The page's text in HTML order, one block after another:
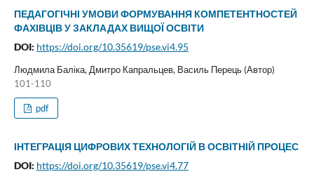
ПЕДАГОГІЧНІ УМОВИ ФОРМУВАННЯ КОМПЕТЕНТНОСТЕЙ
ФАХІВЦІВ У ЗАКЛАДАХ ВИЩОЇ ОСВІТИ
DOI: https://doi.org/10.35619/pse.vi4.95
Людмила Баліка, Дмитро Капральцев, Василь Перець (Автор)
101-110
pdf
ІНТЕГРАЦІЯ ЦИФРОВИХ ТЕХНОЛОГІЙ В ОСВІТНІЙ ПРОЦЕС
DOI: https://doi.org/10.35619/pse.vi4.77